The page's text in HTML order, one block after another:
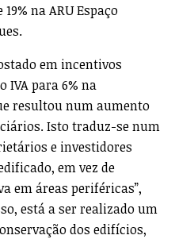
na ARU Espaço
em incentivos
IVA para 6% na
resultou num aumento
Isto traduz-se num
e investidores
em vez de
em áreas periféricas”,
está a ser realizado um
dos edifícios,